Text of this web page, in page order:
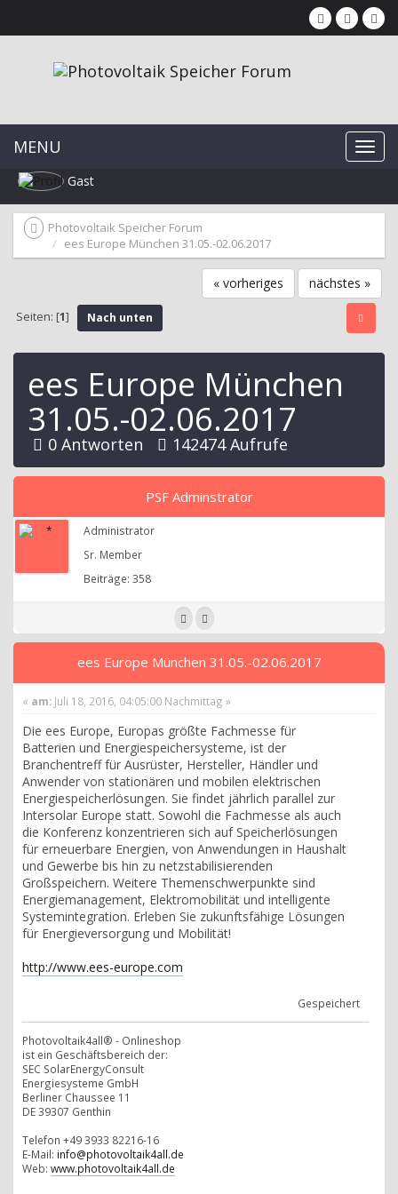
MENU
Gast
Photovoltaik Speicher Forum
ees Europe München 31.05.-02.06.2017
« vorheriges nächstes »
Seiten: [1] Nach unten
ees Europe München
31.05.-02.06.2017
0 Antworten 142474 Aufrufe
PSF Adminstrator
Administrator
Sr. Member
Beiträge: 358
ees Europe München 31.05.-02.06.2017
« am: Juli 18, 2016, 04:05:00 Nachmittag »
Die ees Europe, Europas größte Fachmesse für
Batterien und Energiespeichersysteme, ist der
Branchentreff für Ausrüster, Hersteller, Händler und
Anwender von stationären und mobilen elektrischen
Energiespeicherlösungen. Sie findet jährlich parallel zur
Intersolar Europe statt. Sowohl die Fachmesse als auch
die Konferenz konzentrieren sich auf Speicherlösungen
für erneuerbare Energien, von Anwendungen in Haushalt
und Gewerbe bis hin zu netzstabilisierenden
Großspeichern. Weitere Themenschwerpunkte sind
Energiemanagement, Elektromobilität und intelligente
Systemintegration. Erleben Sie zukunftsfähige Lösungen
für Energieversorgung und Mobilität!
http://www.ees-europe.com
Gespeichert
Photovoltaik4all® - Onlineshop
ist ein Geschäftsbereich der:
SEC SolarEnergyConsult
Energiesysteme GmbH
Berliner Chaussee 11
DE 39307 Genthin
Telefon +49 3933 82216-16
E-Mail: info@photovoltaik4all.de
Web: www.photovoltaik4all.de